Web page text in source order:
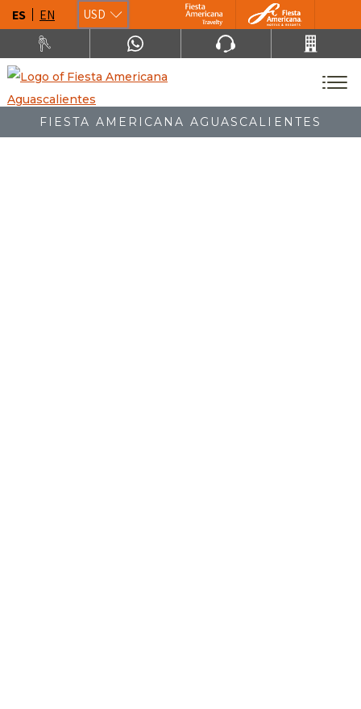
ES EN USD
FIESTA AMERICANA AGUASCALIENTES